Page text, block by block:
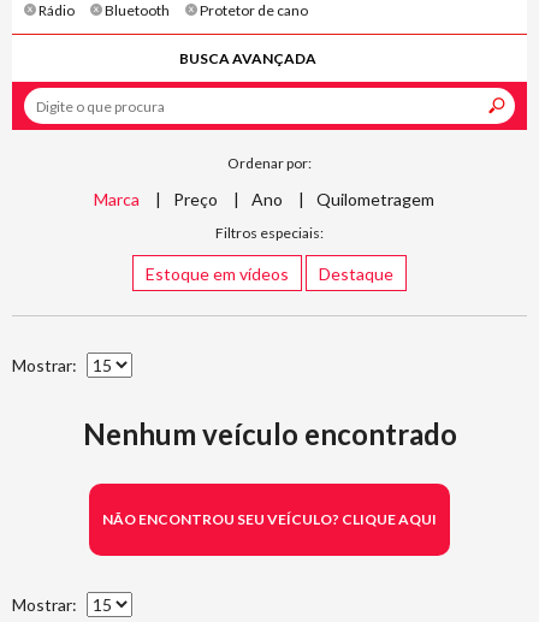
Rádio Bluetooth Protetor de cano
BUSCA AVANÇADA
Ordenar por:
Marca Preço Ano Quilometragem
Filtros especiais:
Estoque em vídeos Destaque
Mostrar:
Nenhum veículo encontrado
NÃO ENCONTROU SEU VEÍCULO? CLIQUE AQUI
Mostrar: